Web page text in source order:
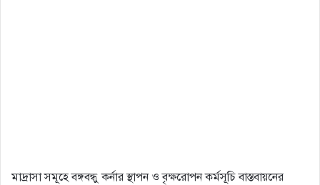
মাদ্রাসা সমূহে বঙ্গবন্ধু কর্নার স্থাপন ও বৃক্ষরোপন কর্মসূচি বাস্তবায়নের